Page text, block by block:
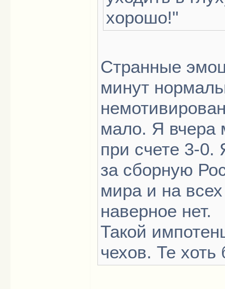
хорошо!"
Странные
минут
мало. Я вчера
при счете 3-
за сборную
мира и на
наверное нет.
Такой
чехов. Те хоть